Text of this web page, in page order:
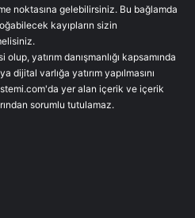
noktasına gelebilirsiniz. Bu bağlamda
kayıpların sizin
yatırım danışmanlığı kapsamında
varlığa yatırım yapılmasını
yer alan içerik ve içerik
sorumlu tutulamaz.